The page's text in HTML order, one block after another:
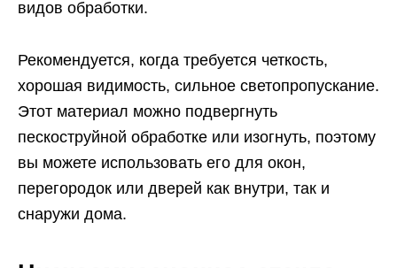
видов обработки.
Рекомендуется, когда требуется четкость,
хорошая видимость, сильное светопропускание.
Этот материал можно подвергнуть
пескоструйной обработке или изогнуть, поэтому
вы можете использовать его для окон,
перегородок или дверей как внутри, так и
снаружи дома.